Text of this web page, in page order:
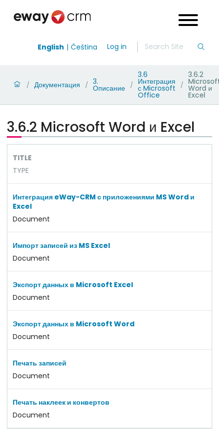
English Čeština Log in
/ Документация / 3.
Описание /
3.6
Интеграция
с Microsoft
Office
/
3.6.2
Word и
Excel
3.6.2 Microsoft Word и Excel
TITLE
TYPE
Интеграция eWay-CRM с приложениями MS Word и
Excel
Document
Импорт записей из MS Excel
Document
Экспорт данных в Microsoft Excel
Document
Экспорт данных в Microsoft Word
Document
Печать записей
Document
Печать наклеек и конвертов
Document